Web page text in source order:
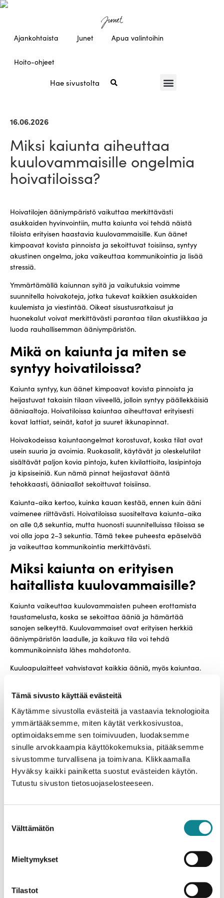
Tämä sivusto käyttää evästeitä
Käytämme sivustolla evästeitä ja vastaavia teknologioita
ymmärtääksemme, miten käytät verkkosivustoa,
optimoidaksemme sen toimivuuden, luodaksemme
sinulle arvokkaampia käyttökokemuksia, pitääksemme
sivustomme turvallisena ja toimivana. Klikkaamalla
Hyväksy kaikki painiketta suostut evästeiden käytön.
Tutustu sivuston tietosuojaselosteeseen.
valinta
Välttämätön
Mieltymykset
Tilastot
Ajankohtaista Junet Apua valintoihin
Hoito-ohjeet
16.06.2026
Miksi kaiunta aiheuttaa
kuulovammaisille ongelmia
hoivatiloissa?
Hoivatilojen ääniympäristö vaikuttaa merkittävästi
asukkaiden hyvinvointiin, mutta kaiunta voi tehdä näistä
tiloista erityisen haastavia kuulovammaisille. Kun äänet
kimpoavat kovista pinnoista ja sekoittuvat toisiinsa, syntyy
akustinen ongelma, joka vaikeuttaa kommunikointia ja lisää
stressiä.
Ymmärtämällä kaiunnan syitä ja vaikutuksia voimme
suunnitella hoivakoteja, jotka tukevat kaikkien asukkaiden
kuulemista ja viestintää. Oikeat sisustusratkaisut ja
huonekalut voivat merkittävästi parantaa tilan akustiikkaa ja
luoda rauhallisemman ääniympäristön.
Mikä on kaiunta ja miten se
syntyy hoivatiloissa?
Kaiunta syntyy, kun äänet kimpoavat kovista pinnoista ja
heijastuvat takaisin tilaan viiveellä, jolloin syntyy päällekkäisiä
ääniaaltoja. Hoivatiloissa kaiuntaa aiheuttavat erityisesti
kovat lattiat, seinät, katot ja suuret ikkunapinnat.
Hoivakodeissa kaiuntaongelmat korostuvat, koska tilat ovat
usein suuria ja avoimia. Ruokasalit, käytävät ja oleskelutilat
sisältävät paljon kovia pintoja, kuten kivilattioita, lasipintoja
ja kipsiseiniä. Kun nämä pinnat heijastavat ääntä
tehokkaasti, ääniaallot sekoittuvat toisiinsa.
Kaiunta-aika kertoo, kuinka kauan kestää, ennen kuin ääni
vaimenee riittävästi. Hoivatiloissa suositeltava kaiunta-aika
on alle 0,8 sekuntia, mutta huonosti suunnitelluissa tiloissa se
voi olla jopa 2–3 sekuntia. Tämä tekee puheesta epäselvää
ja vaikeuttaa kommunikointia merkittävästi.
Miksi kaiunta on erityisen
haitallista kuulovammaisille?
Kaiunta vaikeuttaa kuulovammaisten puheen erottamista
taustamelusta, koska se sekoittaa ääniä ja hämärtää
sanojen selkeyttä. Kuulovammaiset ovat erityisen herkkiä
ääniympäristön laadulle, ja kaikuva tila voi tehdä
kommunikoinnista lähes mahdotonta.
Kuuloapulaitteet vahvistavat kaikkia ääniä, myös kaiuntaa.
joka hankaloittaa puheen ymmärtämistä. Tämä pakottaa
kuulovammaisen keskittymään enemmän kuuntelemiseen,
mikä aiheuttaa väsymystä.
Kaiunta vaikuttaa myös huuliltalukemiseen, jota monet
kuulovammaiset käyttävät kommunikoinnin tukena. Kun
ääniympäristö on sekava, keskittyminen visuaalisiin vihjeisiin
vaikeutuu. Lisäksi kaikuva tila voi aiheuttaa ahdistusta ja
eristäytymisen tunnetta, kun sosiaalinen kanssakäyminen käy
Miten huonekalut vaikuttavat
tilan akustiikkaan?
Huonekalut auttavat äänenvaimennuksessa absorboimalla
ääntä ja katkaisemalla ääniaaltojen kulkua, mikä vähentää
huonekalut imevät ääntä, kun taas kovat pinnat heijastavat